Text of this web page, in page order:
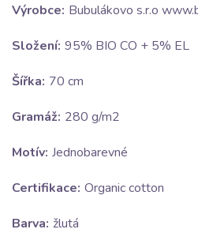
Výrobce: Bubulákovo s.r.o
Složení: 95% BIO CO + 5% EL
Šířka: 70 cm
Gramáž: 280 g/m2
Motív: Jednobarevné
Certifikace: Organic cotton
Barva: žlutá